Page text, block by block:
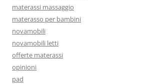
materassi massaggio
materasso per bambini
novamobili
novamobili letti
offerte materassi
opinioni
pad